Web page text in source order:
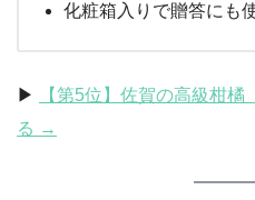
化粧箱入りで贈答にも
▶︎
【第5位】佐賀の高級柑
る →